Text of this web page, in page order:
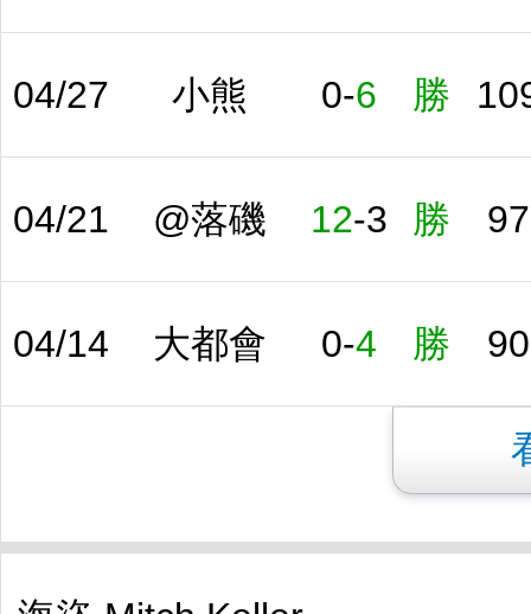
04/27 小熊 0-6 勝
04/21 @落磯 12-3 勝
04/14 大都會 0-4 勝